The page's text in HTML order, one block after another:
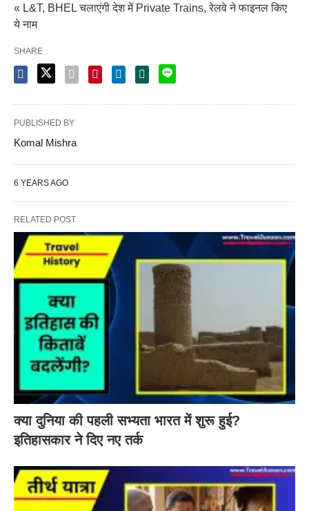
« L&T, BHEL चलाएंगी देश में Private Trains, रेलवे ने फाइनल किए
ये नाम
SHARE
PUBLISHED BY
Komal Mishra
6 YEARS AGO
RELATED POST
क्या दुनिया की पहली सभ्यता भारत में शुरू हुई?
इतिहासकार ने दिए नए तर्क